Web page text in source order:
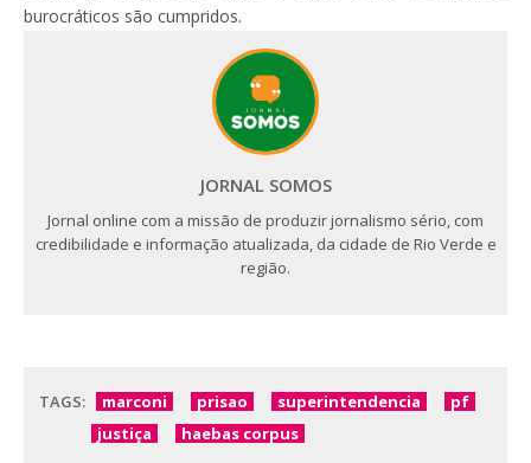
burocráticos são cumpridos.
JORNAL SOMOS
Jornal online com a missão de produzir jornalismo sério, com
credibilidade e informação atualizada, da cidade de Rio Verde e
região.
TAGS: marconi prisao superintendencia
pf
justiça
haebas corpus